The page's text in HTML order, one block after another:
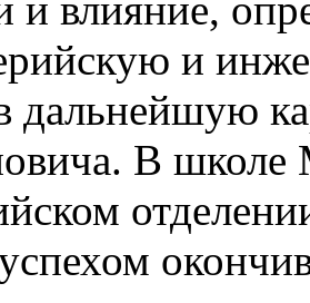
и влияние,
и
дальнейшую
В школе